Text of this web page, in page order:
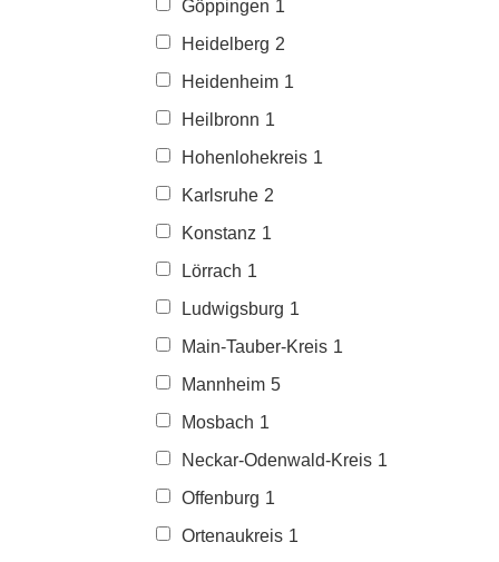
Göppingen 1
Heidelberg 2
Heidenheim 1
Heilbronn 1
Hohenlohekreis 1
Karlsruhe 2
Konstanz 1
Lörrach 1
Ludwigsburg 1
Main-Tauber-Kreis 1
Mannheim 5
Mosbach 1
Neckar-Odenwald-Kreis 1
Offenburg 1
Ortenaukreis 1